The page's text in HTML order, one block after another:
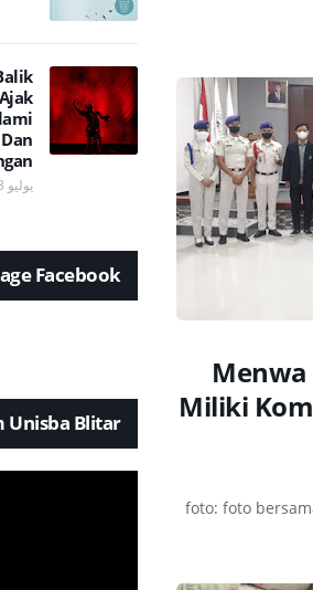
Miliki
foto: foto
يوليو 13, 2026
Facebook
Unisba Blitar